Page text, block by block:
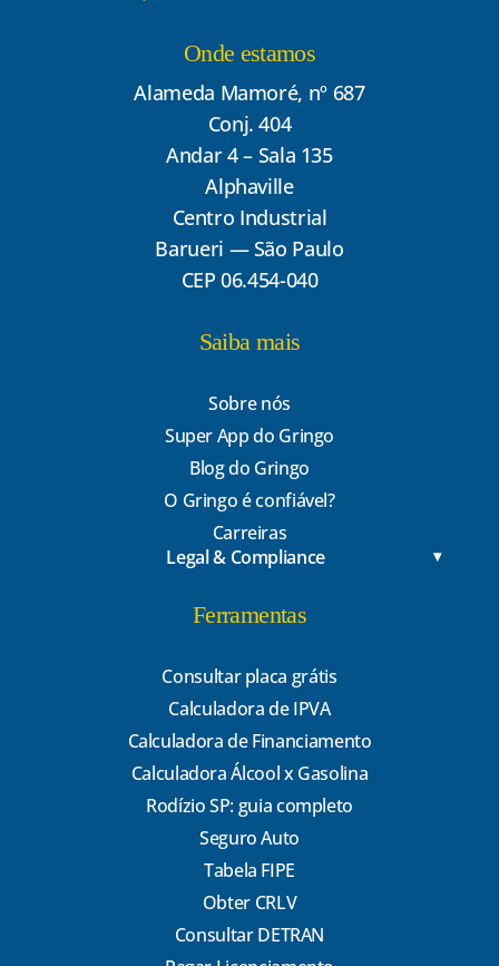
Onde estamos
Alameda Mamoré, nº 687
Conj. 404
Andar 4 – Sala 135
Alphaville
Centro Industrial
Barueri — São Paulo
CEP 06.454-040
Saiba mais
Sobre nós
Super App do Gringo
Blog do Gringo
O Gringo é confiável?
Carreiras
Legal & Compliance
Ferramentas
Consultar placa grátis
Calculadora de IPVA
Calculadora de Financiamento
Calculadora Álcool x Gasolina
Rodízio SP: guia completo
Seguro Auto
Tabela FIPE
Obter CRLV
Consultar DETRAN